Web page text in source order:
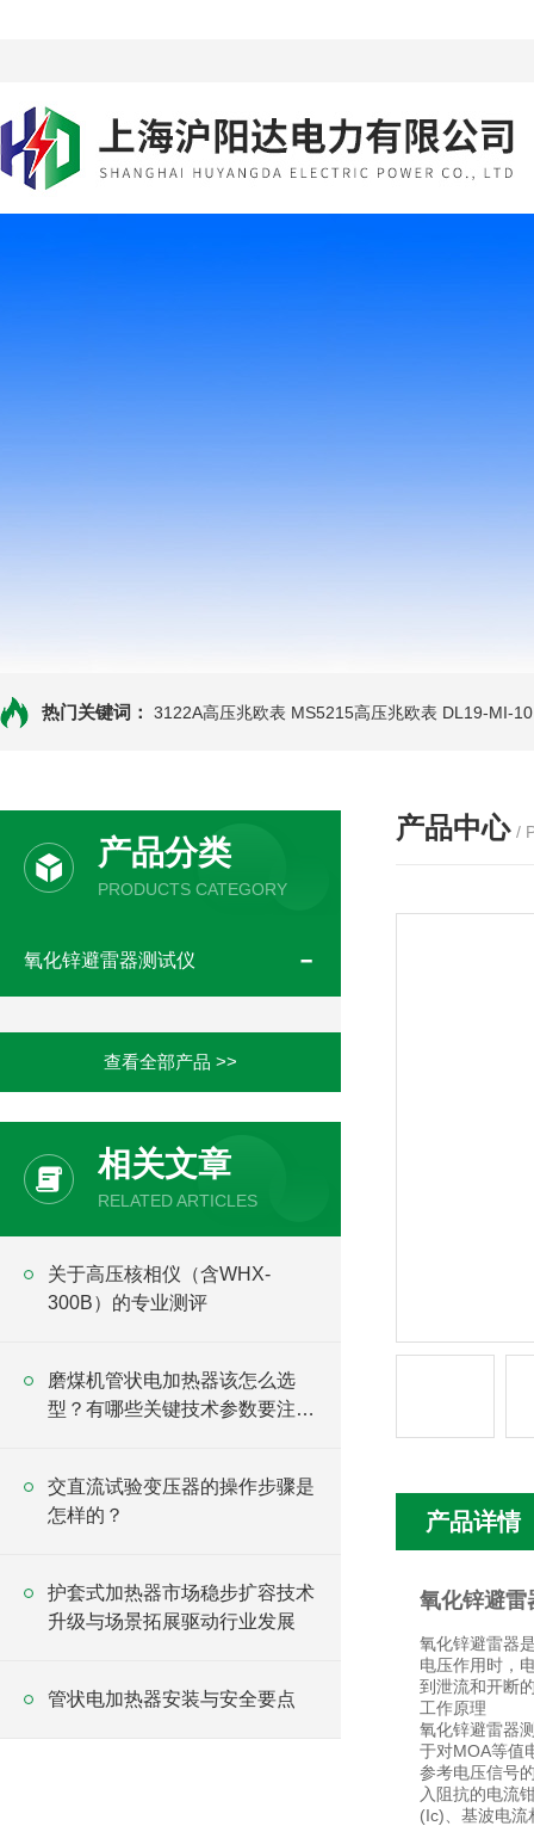
热门关键词： 3122A高压兆欧表 MS5215高压兆欧表 DL19-MI-
产品分类
PRODUCTS CATEGORY
氧化锌避雷器测试仪
查看全部产品 >>
相关文章
RELATED ARTICLES
关于高压核相仪（含WHX-
300B）的专业测评
磨煤机管状电加热器该怎么选
型？有哪些关键技术参数要注
交直流试验变压器的操作步骤是
怎样的？
护套式加热器市场稳步扩容技术
升级与场景拓展驱动行业发展
管状电加热器安装与安全要点
产品中心 /
产品详情
氧化锌避雷
氧化锌避雷器
电压作用时，
到泄流和开断
工作原理
氧化锌避雷器
于对MOA等值
参考电压信号
入阻抗的电流
(Ic)、基波电